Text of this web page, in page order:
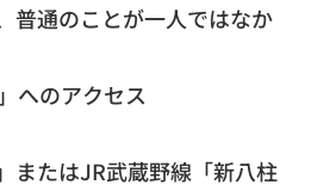
普通のことが一人ではなか
へのアクセス
またはJR武蔵野線「新八柱